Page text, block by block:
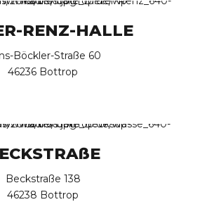
RENZ-HALLE
Böckler-Straße 60
46236 Bottrop
Beckstraße 138
46238 Bottrop